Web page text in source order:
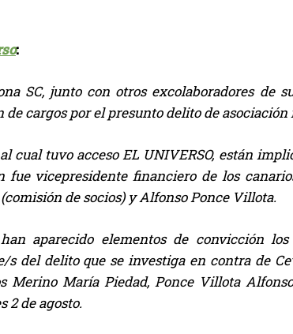
:
SC, junto con otros excolaboradores de
cargos por el presunto delito de
cual tuvo acceso EL UNIVERSO, están
fue vicepresidente financiero de los
de socios) y Alfonso Ponce Villota.
aparecido elementos de convicción
del delito que se investiga en contra de
Merino María Piedad, Ponce Villota
2 de agosto.